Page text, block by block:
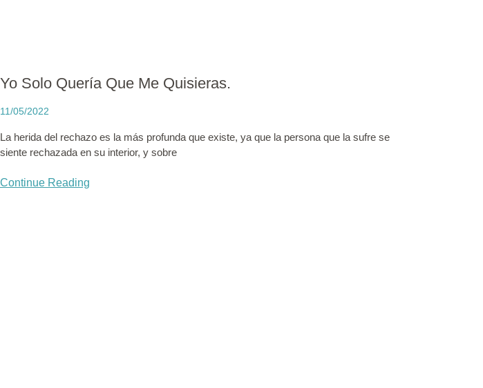
Yo Solo Quería Que Me Quisieras.
11/05/2022
La herida del rechazo es la más profunda que existe, ya que la persona que la sufre se
siente rechazada en su interior, y sobre
Continue Reading